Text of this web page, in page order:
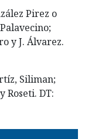
Pirez o
y J. Álvarez.
Siliman;
Roseti. DT: